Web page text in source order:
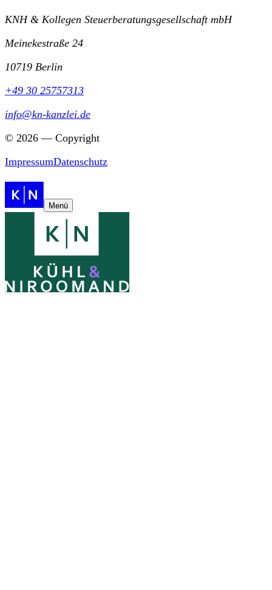
KNH & Kollegen Steuerberatungsgesellschaft mbH
Meinekestraße 24
10719 Berlin
+49 30 25757313
info@kn-kanzlei.de
© 2026 — Copyright
ImpressumDatenschutz
Menü